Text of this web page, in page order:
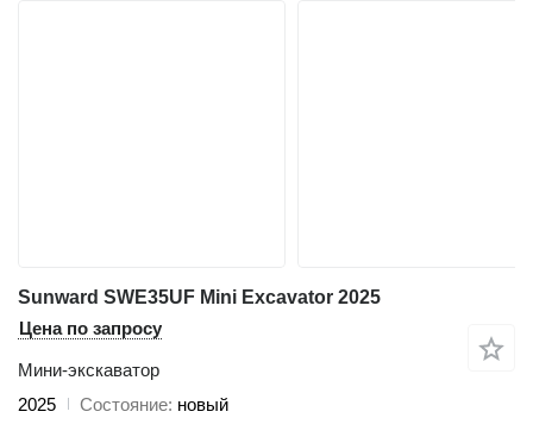
Sunward SWE35UF Mini Excavator 2025
Цена по запросу
Мини-экскаватор
2025
Состояние новый